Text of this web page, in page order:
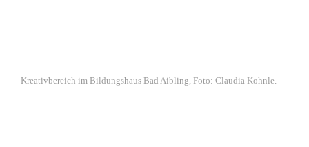
Kreativbereich im Bildungshaus Bad Aibling, Foto: Claudia Kohnle.